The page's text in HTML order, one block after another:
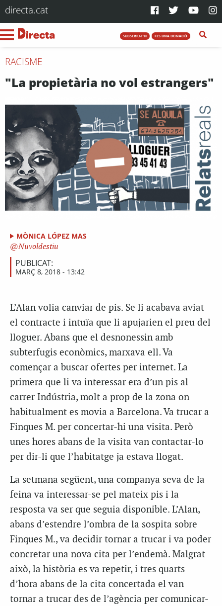
directa.cat
SUBSCRIU-T'HI FES UNA DONACIÓ
RACISME
"La propietària no vol estrangers"
MÒNICA LÓPEZ MAS
Nuvoldestiu
PUBLICAT:
MARÇ 8, 2018 - 13:42
L’Alan volia canviar de pis. Se li acabava aviat
el contracte i intuïa que li apujarien el preu del
lloguer. Abans que el desnonessin amb
subterfugis econòmics, marxava ell. Va
començar a buscar ofertes per internet. La
primera que li va interessar era d’un pis al
carrer Indústria, molt a prop de la zona on
habitualment es movia a Barcelona. Va trucar a
Finques M. per concertar-hi una visita. Però
unes hores abans de la visita van contactar-lo
per dir-li que l’habitatge ja estava llogat.
La setmana següent, una companya seva de la
feina va interessar-se pel mateix pis i la
resposta va ser que seguia disponible. L’Alan,
abans d’estendre l’ombra de la sospita sobre
Finques M., va decidir tornar a trucar i va poder
concretar una nova cita per l’endemà. Malgrat
això, la història es va repetir, i tres quarts
d’hora abans de la cita concertada el van
tornar a trucar des de l’agència per comunicar-